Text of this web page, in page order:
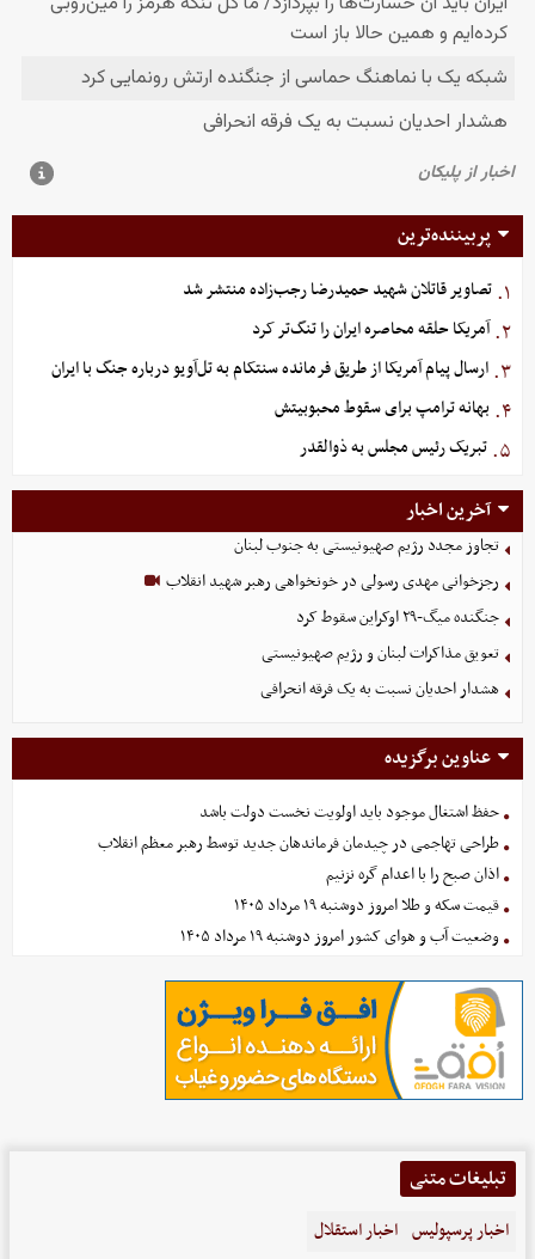
پربیننده‌ترین
۱. تصاویر قاتلان شهید حمیدرضا رجب‌زاده منتشر شد
۲. آمریکا حلقه محاصره ایران را تنگ‌تر کرد
۳. ارسال پیام آمریکا از طریق فرمانده سنتکام به تل‌آویو درباره جنگ با ایران
۴. بهانه ترامپ برای سقوط محبوبیتش
۵. تبریک رئیس مجلس به ذوالقدر
آخرین اخبار
تجاوز مجدد رژیم صهیونیستی به جنوب لبنان
رجزخوانی مهدی رسولی در خونخواهی رهبر شهید انقلاب
جنگنده میگ-۲۹ اوکراین سقوط کرد
تعویق مذاکرات لبنان و رژیم صهیونیستی
هشدار احدیان نسبت به یک فرقه انحرافی
عناوین برگزیده
حفظ اشتغال موجود باید اولویت نخست دولت باشد
طراحی تهاجمی در چیدمان فرماندهان جدید توسط رهبر معظم انقلاب
اذان صبح را با اعدام گره نزنیم
قیمت سکه و طلا امروز دوشنبه ۱۹ مرداد ۱۴۰۵
وضعیت آب و هوای کشور امروز دوشنبه ۱۹ مرداد ۱۴۰۵
تبلیغات متنی
اخبار پرسپولیس اخبار استقلال